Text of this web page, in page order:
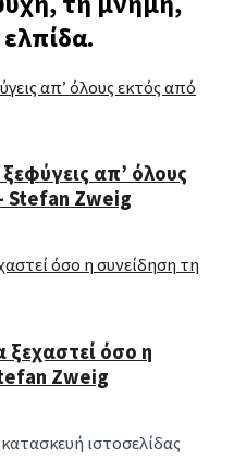
απ’ όλους
Stefan Zweig
ξεχαστεί όσο η
Zweig
ιστοσελίδας